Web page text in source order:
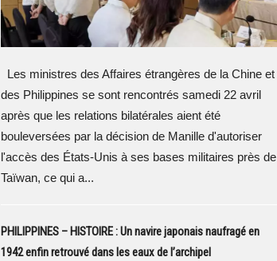
Les ministres des Affaires étrangères de la Chine et
des Philippines se sont rencontrés samedi 22 avril
après que les relations bilatérales aient été
bouleversées par la décision de Manille d'autoriser
l'accès des États-Unis à ses bases militaires près de
Taïwan, ce qui a...
PHILIPPINES – HISTOIRE : Un navire japonais naufragé en
1942 enfin retrouvé dans les eaux de l’archipel